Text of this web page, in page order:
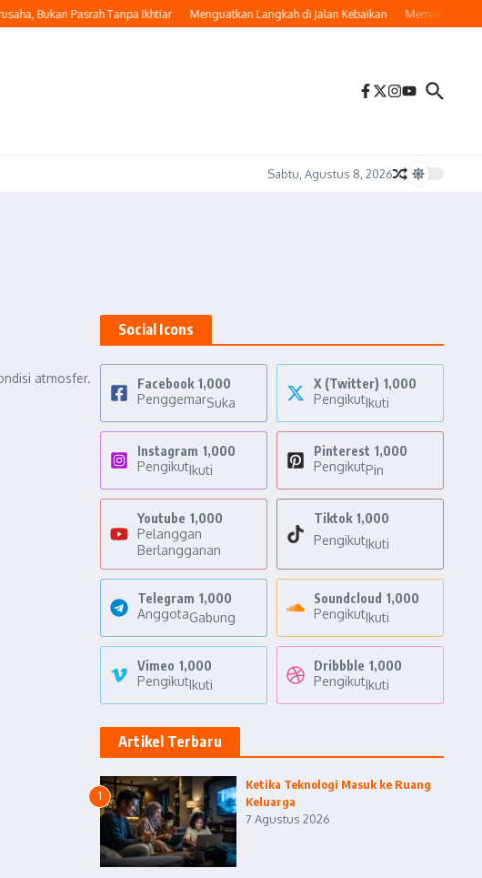
Bukan Pasrah Tanpa Ikhtiar Menguatkan Langkah di Jalan Kebaikan Memaknai
Sabtu, Agustus 8, 2026
atmosfer.
Social Icons
Facebook 1,000
PenggemarSuka
X (Twitter) 1,000
PengikutIkuti
Instagram 1,000
PengikutIkuti
Pinterest 1,000
PengikutPin
Youtube 1,000
Pelanggan
Berlangganan
Tiktok 1,000
PengikutIkuti
Telegram 1,000
AnggotaGabung
Soundcloud 1,000
PengikutIkuti
Vimeo 1,000
PengikutIkuti
Dribbble 1,000
PengikutIkuti
Artikel Terbaru
1
Ketika Teknologi Masuk ke Ruang
Keluarga
7 Agustus 2026